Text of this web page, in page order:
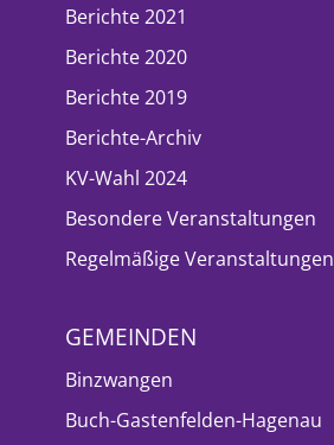
Berichte 2021
Berichte 2020
Berichte 2019
Berichte-Archiv
KV-Wahl 2024
Besondere Veranstaltungen
Regelmäßige Veranstaltungen
GEMEINDEN
Binzwangen
Buch-Gastenfelden-Hagenau